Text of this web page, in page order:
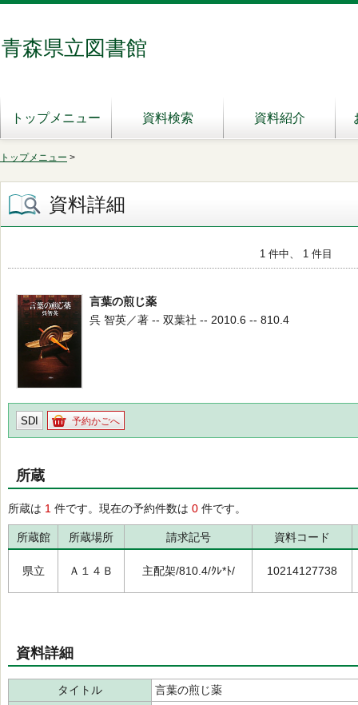
青森県立図書館
トップメニュー 資料検索 資料紹介
トップメニュー >
資料詳細
1 件中、 1 件目
言葉の煎じ薬
呉 智英／著 -- 双葉社 -- 2010.6 -- 810.4
SDI 予約かごへ
所蔵
所蔵は 1 件です。現在の予約件数は 0 件です。
所蔵館 所蔵場所 請求記号 資料コード
県立 Ａ１４Ｂ 主配架/810.4/ｸﾚ*ﾄ/ 10214127738
資料詳細
タイトル
言葉の煎じ薬